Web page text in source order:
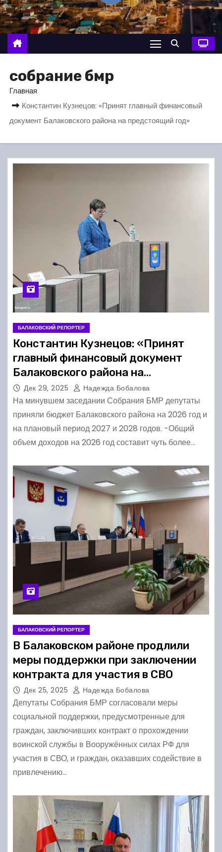
о
м
у
собрание бмр
Главная
Константин Кузнецов: «Принят главный финансовый
документ Балаковского района на предстоящий год»
БАЛАКОВСКИЙ РЕПОРТЕР
Константин Кузнецов: «Принят
главный финансовый документ
Балаковского района на
предстоящий год»
Дек 29, 2025 Надежда Бобалова
На минувшем заседании Собрания БМР депутаты
приняли бюджет Балаковского района на 2026 год и
на плановый период 2027 и 2028 годов. -Общий
объем доходов на 2026 год составит чуть более…
БАЛАКОВСКИЙ РЕПОРТЕР
В Балаковском районе продлили
меры поддержки при заключении
контракта для участия в СВО
Дек 25, 2025 Надежда Бобалова
Депутаты Собрания БМР согласовали меры
социальной поддержки, предусмотренные для
граждан, заключивших контракт о прохождении
воинской службы в Вооружённых силах РФ для
участия в СВО, и граждан, оказавших содействие в
привлечению…